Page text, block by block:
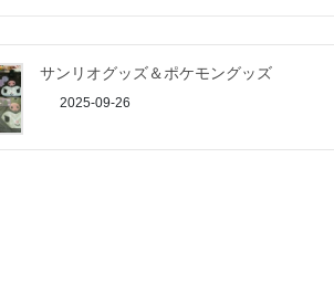
サンリオグッズ＆ポケモングッズ
2025-09-26